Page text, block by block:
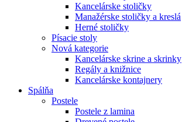
Kancelárske stoličky
Manažérske stoličky a kreslá
Herné stoličky
Písacie stoly
Nová kategorie
Kancelárske skrine a skrinky
Regály a knižnice
Kancelárske kontajnery
Spálňa
Postele
Postele z lamina